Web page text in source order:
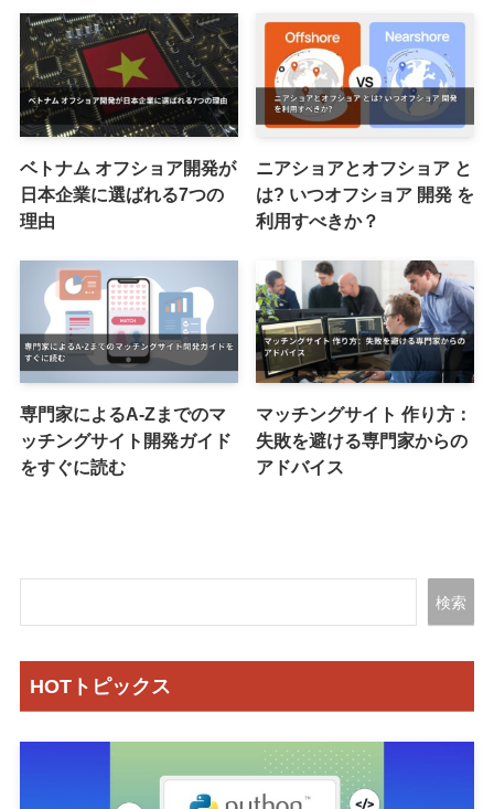
ベトナム オフショア開発が
日本企業に選ばれる7つの
理由
ニアショアとオフショア と
は? いつオフショア 開発 を
利用すべきか？
専門家によるA-Zまでのマ
ッチングサイト開発ガイド
をすぐに読む
マッチングサイト 作り方：
失敗を避ける専門家からの
アドバイス
検索
HOTトピックス